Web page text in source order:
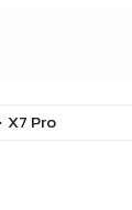
X7 Pro